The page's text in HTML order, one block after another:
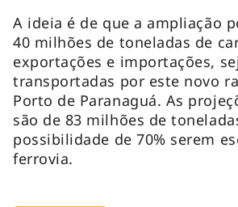
A ideia é de que a ampliação
40 milhões de toneladas de
exportações e importações,
transportadas por este novo
Porto de Paranaguá. As
são de 83 milhões de
possibilidade de 70% serem
ferrovia.